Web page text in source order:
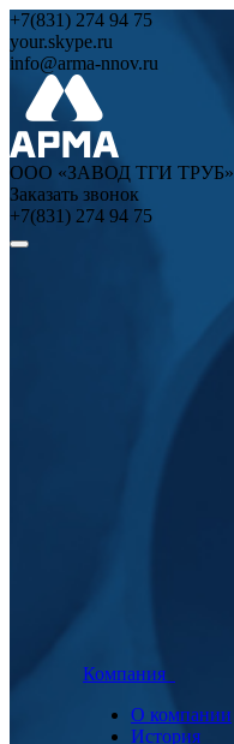
+7(831) 274 94 75
your.skype.ru
info@arma-nnov.ru
ООО «ЗАВОД ТГИ ТРУБ»
Заказать звонок
+7(831) 274 94 75
Компания
О компании
История